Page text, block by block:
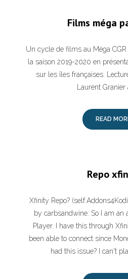
Films méga
Un cycle de films au Méga
la saison 2019-2020 en
sur les îles françaises.
Laurent
READ
Repo
Xfinity Repo?
by carbsandwine. So I am an
Player. I have this through
been able to connect since
had this issue? I can't